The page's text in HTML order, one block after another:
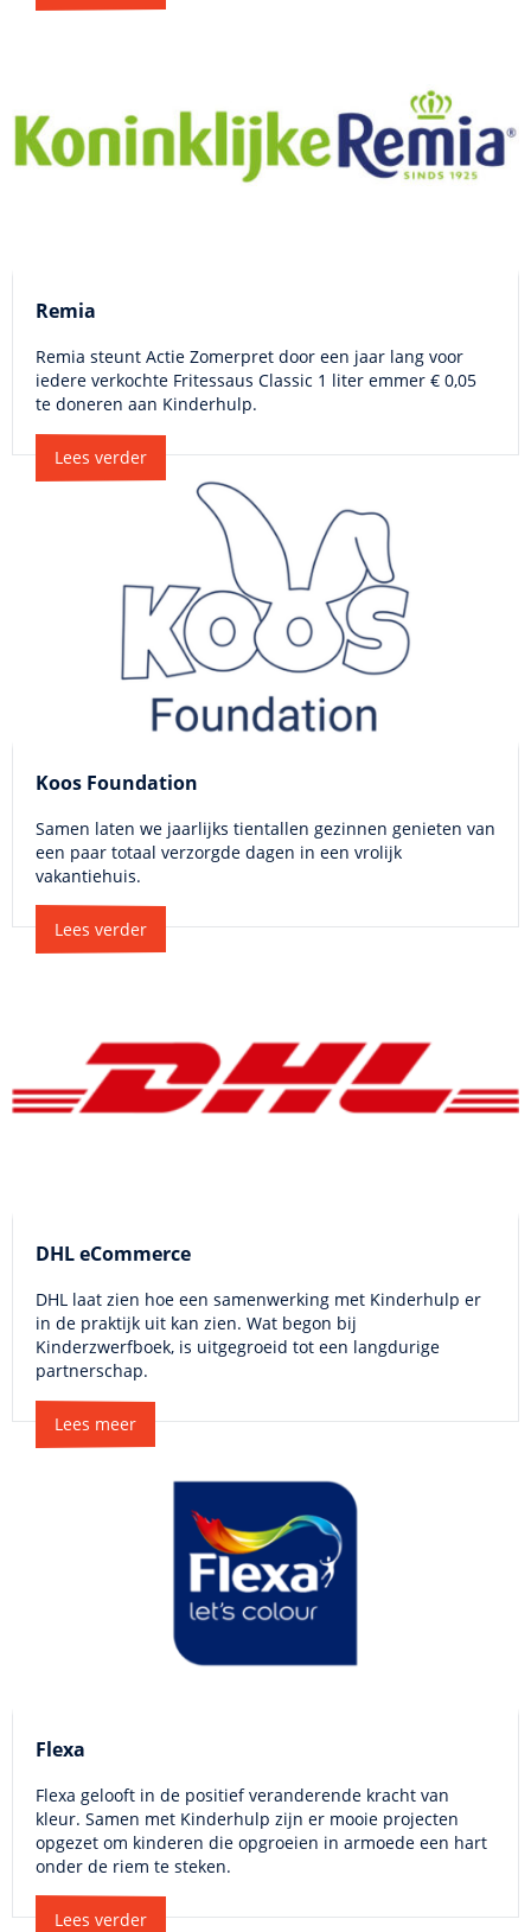
Remia
Remia steunt Actie Zomerpret door een jaar lang voor
iedere verkochte Fritessaus Classic 1 liter emmer € 0,05
te doneren aan Kinderhulp.
Lees verder
Koos Foundation
Samen laten we jaarlijks tientallen gezinnen genieten van
een paar totaal verzorgde dagen in een vrolijk
vakantiehuis.
Lees verder
Flexa
Flexa gelooft in de positief veranderende kracht van
kleur. Samen met Kinderhulp zijn er mooie projecten
opgezet om kinderen die opgroeien in armoede een hart
onder de riem te steken.
Lees verder
DHL eCommerce
DHL laat zien hoe een samenwerking met Kinderhulp er
in de praktijk uit kan zien. Wat begon bij
Kinderzwerfboek, is uitgegroeid tot een langdurige
partnerschap.
Lees meer